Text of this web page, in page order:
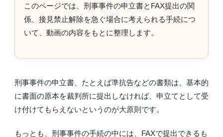
このページでは、刑事事件の申立書とFAX提出の関
係、接見禁止解除を急ぐ場合に考えられる手続につ
いて、動画の内容をもとに整理します。
刑事事件の申立書、たとえば準抗告などの書類は、基本的
に書面の原本を裁判所に提出しなければ、申立てとして受
け付けてもらえないというのが大原則です。
もっとも、刑事事件の手続の中には、FAXで提出できるも